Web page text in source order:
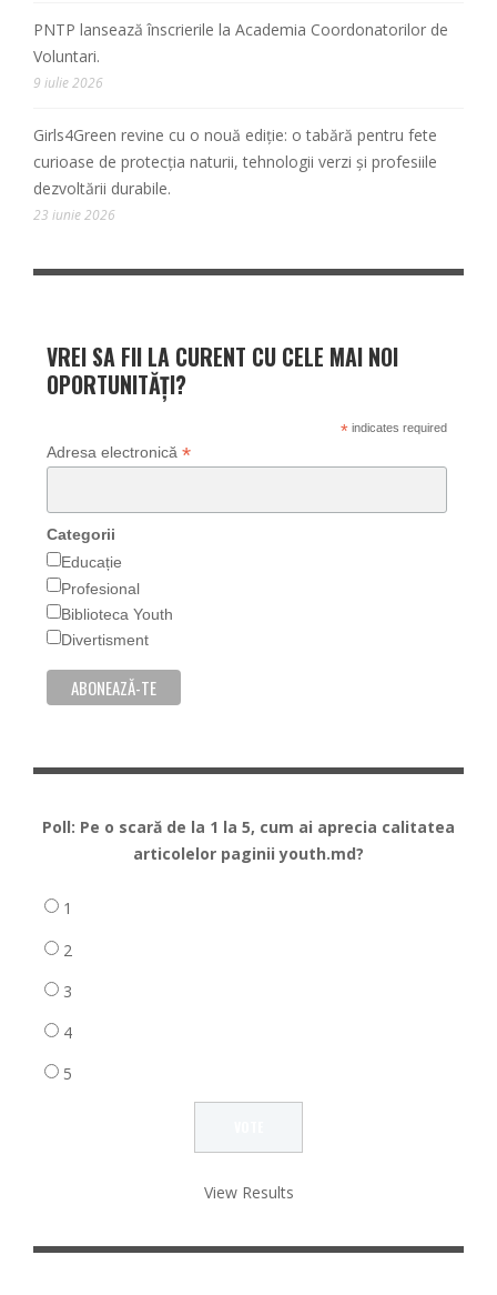
PNTP lansează înscrierile la Academia Coordonatorilor de
Voluntari.
9 iulie 2026
Girls4Green revine cu o nouă ediție: o tabără pentru fete
curioase de protecția naturii, tehnologii verzi și profesiile
dezvoltării durabile.
23 iunie 2026
VREI SA FII LA CURENT CU CELE MAI NOI
OPORTUNITĂȚI?
*indicates required
Adresa electronică *
Categorii
Educație
Profesional
Biblioteca Youth
Divertisment
Poll: Pe o scară de la 1 la 5, cum ai aprecia calitatea
articolelor paginii youth.md?
1
2
3
4
5
View Results